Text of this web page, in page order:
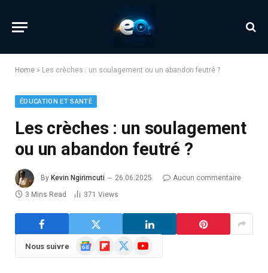
Home » Les crèches : un soulagement ou un abandon feutré ?
ÉDUCATION ET SANTÉ
Les crèches : un soulagement
ou un abandon feutré ?
By Kevin Ngirimcuti 26.06.2025
Aucun commentaire
3 Mins Read
371 Views
Nous suivre
GoogleFlipboard YouTube